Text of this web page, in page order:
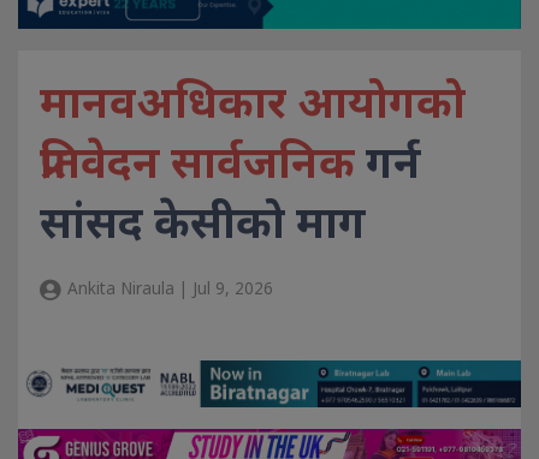
मानवअधिकार आयोगको
प्रतिवेदन सार्वजनिकगर्न
सांसद केसीको माग
Ankita Niraula | Jul 9, 2026